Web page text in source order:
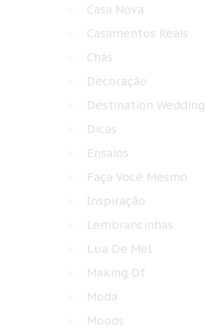
Casa Nova
Casamentos Reais
Chás
Decoração
Destination Wedding
Dicas
Ensaios
Faça Você Mesmo
Inspiração
Lembrancinhas
Lua De Mel
Making Of
Moda
Moods